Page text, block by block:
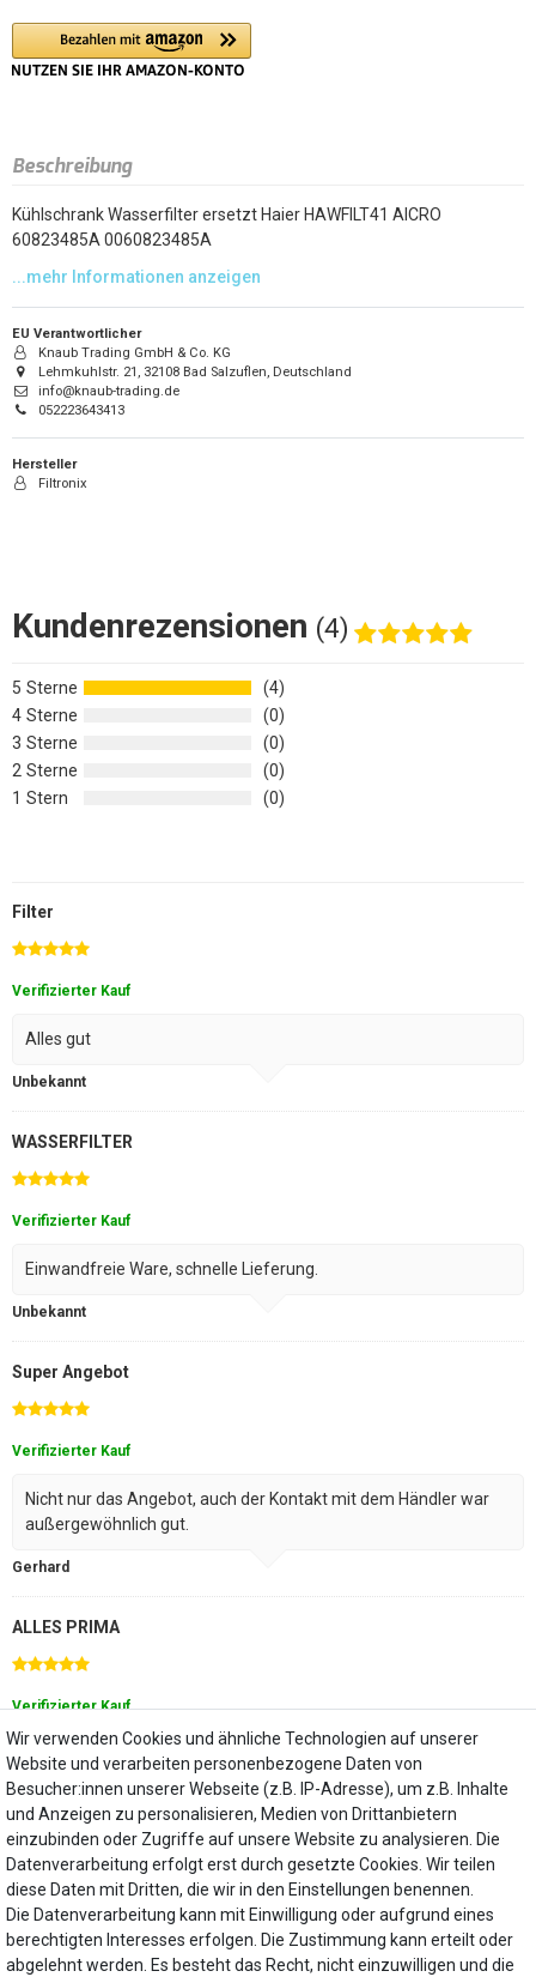
Beschreibung
Kühlschrank Wasserfilter ersetzt Haier HAWFILT41 AICRO
60823485A 0060823485A
EU Verantwortlicher
Knaub Trading GmbH & Co. KG
Lehmkuhlstr. 21, 32108 Bad Salzuflen, Deutschland
info@knaub-trading.de
052223643413
Hersteller
Filtronix
Kundenrezensionen (4)
5
4
4
0
3
0
2
0
1
0
Filter
Verifizierter Kauf
Alles gut
Unbekannt
WASSERFILTER
Verifizierter Kauf
Einwandfreie Ware, schnelle Lieferung.
Unbekannt
Super Angebot
Verifizierter Kauf
Nicht nur das Angebot, auch der Kontakt mit dem Händler war
außergewöhnlich gut.
Gerhard
ALLES PRIMA
Verifizierter Kauf
Zuverlässig schnell und gut geliefert. Alles in bester Ordnung.
Kühlschrank Filter
Mein Konto
Wir verwenden Cookies und ähnliche Technologien auf unserer
Website und verarbeiten personenbezogene Daten von
Besucher:innen unserer Webseite (z.B. IP-Adresse), um z.B. Inhalte
und Anzeigen zu personalisieren, Medien von Drittanbietern
einzubinden oder Zugriffe auf unsere Website zu analysieren. Die
Datenverarbeitung erfolgt erst durch gesetzte Cookies. Wir teilen
diese Daten mit Dritten, die wir in den Einstellungen benennen.
Die Datenverarbeitung kann mit Einwilligung oder aufgrund eines
berechtigten Interesses erfolgen. Die Zustimmung kann erteilt oder
abgelehnt werden. Es besteht das Recht, nicht einzuwilligen und die